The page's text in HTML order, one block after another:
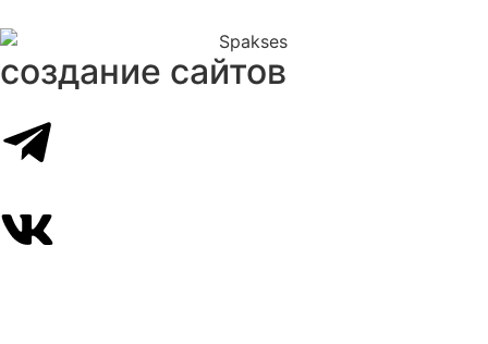
создание сайтов